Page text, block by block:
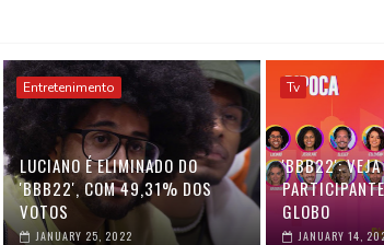
Entretenimento
LUCIANO É ELIMINADO DO
'BBB22', COM 49,31% DOS
VOTOS
JANUARY 25, 2022
Tv
'BBB22': VEJA
GLOBO
JANUARY 14,